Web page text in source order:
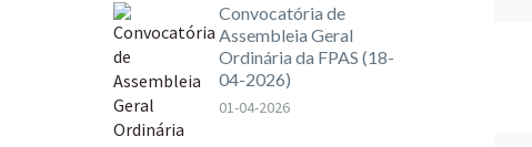
Convocatória de
Assembleia Geral
Ordinária da FPAS (18-
04-2026)
01-04-2026